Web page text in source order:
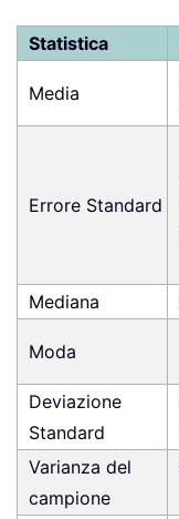
Statistica
Media
Errore Standard
Mediana
Moda
Deviazione
Standard
Varianza del
campione